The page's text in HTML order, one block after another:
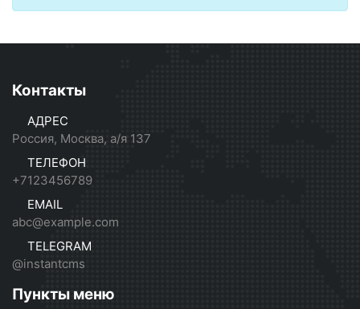
Контакты
АДРЕС
Россия, Москва, а/я 137
ТЕЛЕФОН
+7123456789
EMAIL
abc@example.com
TELEGRAM
@instantcms
Пункты меню